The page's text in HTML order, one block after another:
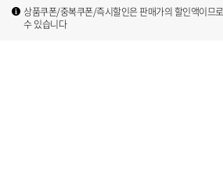
상품쿠폰/중복쿠폰/즉시할인은 판매가의 할인액이므
수 있습니다